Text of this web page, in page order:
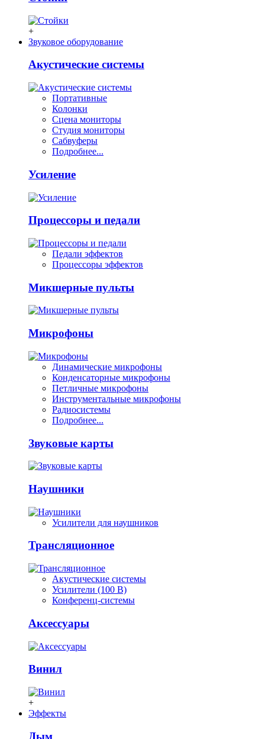
+
Звуковое оборудование
Акустические системы
Портативные
Колонки
Сцена мониторы
Студия мониторы
Сабвуферы
Подробнее...
Усиление
Процессоры и педали
Педали эффектов
Процессоры эффектов
Микшерные пульты
Микрофоны
Динамические микрофоны
Конденсаторные микрофоны
Петличные микрофоны
Инструментальные микрофоны
Радиосистемы
Подробнее...
Звуковые карты
Наушники
Усилители для наушников
Трансляционное
Акустические системы
Усилители (100 В)
Конференц-системы
Аксессуары
Винил
+
Эффекты
Дым